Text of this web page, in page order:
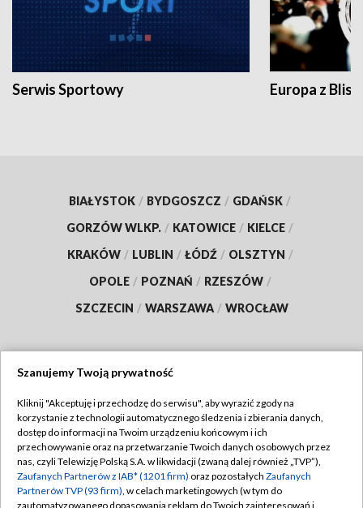
Serwis Sportowy Europa z
BIAŁYSTOK / BYDGOSZCZ / GDAŃSK /
GORZÓW WLKP. / KATOWICE / KIELCE /
KRAKÓW / LUBLIN / ŁÓDŹ / OLSZTYN /
OPOLE / POZNAŃ / RZESZÓW /
SZCZECIN / WARSZAWA / WROCŁAW
TVP
Abonament TVP
Emisja w TVP
Centrum informacji TVP
Regulamin TVP
Polityka prywatności
Moje zgody
Szanujemy Twoją prywatność
Kliknij "Akceptuję i przechodzę do serwisu", aby wyrazić zgody na
korzystanie z technologii automatycznego śledzenia i zbierania danych,
dostęp do informacji na Twoim urządzeniu końcowym i ich
przechowywanie oraz na przetwarzanie Twoich danych osobowych przez
nas, czyli Telewizję Polską S.A. w likwidacji (zwaną dalej również „TVP”),
Zaufanych Partnerów z IAB* (1201 firm) oraz pozostałych Zaufanych
Partnerów TVP (93 firm), w celach marketingowych (w tym do
zautomatyzowanego dopasowania reklam do Twoich zainteresowań i